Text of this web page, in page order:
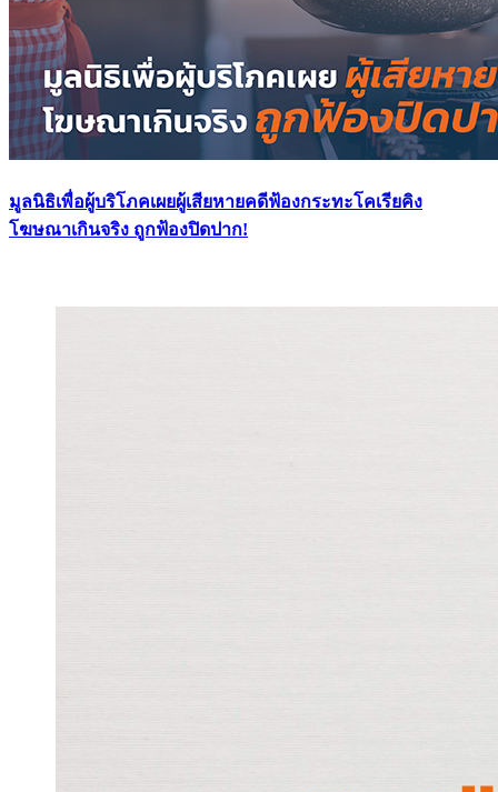
มูลนิธิเพื่อผู้บริโภคเผยผู้เสียหายคดีฟ้องกระทะโคเรียคิง
โฆษณาเกินจริง ถูกฟ้องปิดปาก!